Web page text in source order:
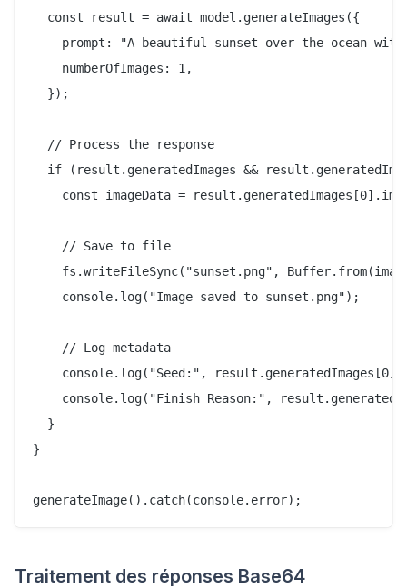
  const result = await model.generateImages({
prompt: "A beautiful sunset over the ocean
    numberOfImages: 1,
  });
  // Process the response
if (result.generatedImages &&
const imageData =
    // Save to file
fs.writeFileSync("sunset.png",
    console.log("Image saved to sunset.png");
    // Log metadata
console.log("Seed:",
console.log("Finish Reason:",
  }
}
Traitement des réponses Base64